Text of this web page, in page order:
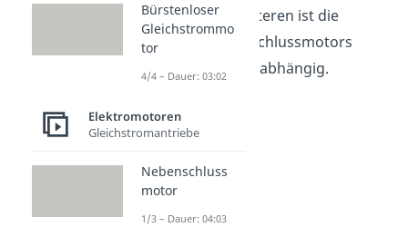
Anwendung. Des Weiteren ist die
Drehzahl des Nebenschlussmotors
weitestgehend lastunabhängig.
Bürstenloser
Gleichstrommo
tor
4/4 – Dauer: 03:02
Elektromotoren
Gleichstromantriebe
Nebenschluss
motor
1/3 – Dauer: 04:03